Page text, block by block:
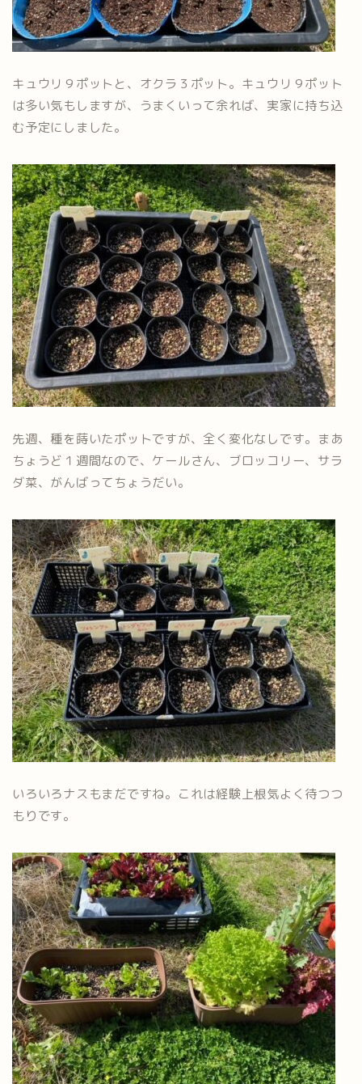
キュウリ９ポットと、オクラ３ポット。キュウリ９ポット
は多い気もしますが、うまくいって余れば、実家に持ち込
む予定にしました。
先週、種を蒔いたポットですが、全く変化なしです。まあ
ちょうど１週間なので、ケールさん、ブロッコリー、サラ
ダ菜、がんばってちょうだい。
いろいろナスもまだですね。これは経験上根気よく待つつ
もりです。